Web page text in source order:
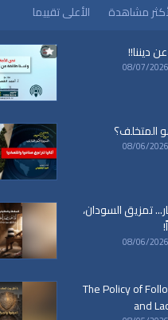
مشاهدة
الأعلى تقييما
ديننا!!
المتخلف؟
تمزيق السودان،
The Policy of
and